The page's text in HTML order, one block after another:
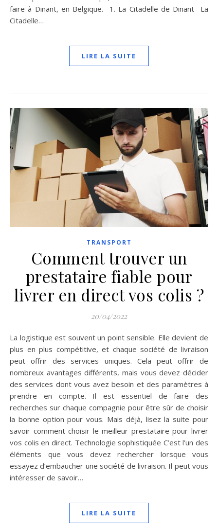
faire à Dinant, en Belgique. 1. La Citadelle de Dinant La
Citadelle…
LIRE LA SUITE
TRANSPORT
Comment trouver un
prestataire fiable pour
livrer en direct vos colis ?
20/04/2022
La logistique est souvent un point sensible. Elle devient de
plus en plus compétitive, et chaque société de livraison
peut offrir des services uniques. Cela peut offrir de
nombreux avantages différents, mais vous devez décider
des services dont vous avez besoin et des paramètres à
prendre en compte. Il est essentiel de faire des
recherches sur chaque compagnie pour être sûr de choisir
la bonne option pour vous. Mais déjà, lisez la suite pour
savoir comment choisir le meilleur prestataire pour livrer
vos colis en direct. Technologie sophistiquée C’est l’un des
éléments que vous devez rechercher lorsque vous
essayez d’embaucher une société de livraison. Il peut vous
intéresser de savoir…
LIRE LA SUITE